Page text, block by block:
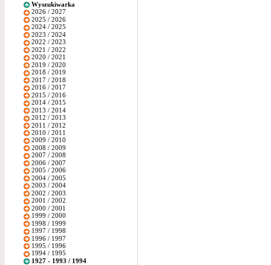
Wyszukiwarka
2026 / 2027
2025 / 2026
2024 / 2025
2023 / 2024
2022 / 2023
2021 / 2022
2020 / 2021
2019 / 2020
2018 / 2019
2017 / 2018
2016 / 2017
2015 / 2016
2014 / 2015
2013 / 2014
2012 / 2013
2011 / 2012
2010 / 2011
2009 / 2010
2008 / 2009
2007 / 2008
2006 / 2007
2005 / 2006
2004 / 2005
2003 / 2004
2002 / 2003
2001 / 2002
2000 / 2001
1999 / 2000
1998 / 1999
1997 / 1998
1996 / 1997
1995 / 1996
1994 / 1995
1927 - 1993 / 1994